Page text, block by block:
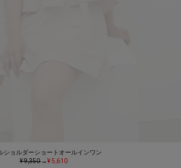
ショルダーショートオールインワン
¥ 9,350→¥ 5,610